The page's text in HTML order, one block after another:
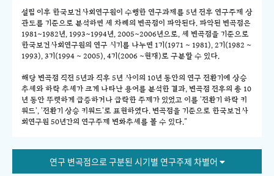
설립 이후 한국보건사회연구원이 수행한 연구과제를 5년 전후 연구주제 상
관도를 기준으로 분석하면 세 차례의 변곡점이 파악된다. 파악된 변곡점은
1981~1982년, 1993~1994년, 2005~2006년으로, 세 변곡점을 기준으로
한국보건사회연구원의 연구 시기를 나누면 1기(1971 ~ 1981), 2기(1982 ~
1993), 3기(1994 ~ 2005), 4기(2006 ~현재)로 구분할 수 있다.
해당 변곡점 직전 5년과 직후 5년 사이의 10년 동안의 연구 전환기에 상승
추세와 하락 추세가 크게 나타난 용어를 분석한 결과, 변곡점 전후의 총 10
년 동안 뚜렷하게 급증하거나 급락한 주제가 있었고 이를 '전환기 하락 키
워드', '전환기 상승 키워드'로 표현하였다. 변곡점을 기준으로 한국보건사
회연구원 50년간의 연구주제 변화추세를 볼 수 있다."
연구 변곡점으로 구분된 시기별 연구주제 차별어